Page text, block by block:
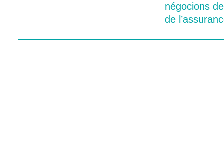
négocions
de